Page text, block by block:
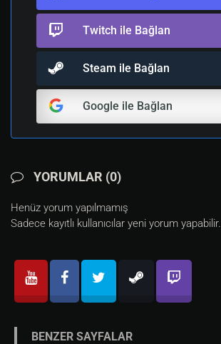
Twitch ile Bağlan
Steam ile Bağlan
Google ile Bağlan
YORUMLAR (0)
Henüz yorum yapılmamış
Sadece kayıtlı kullanıcılar yeni yorum yapabilir.
BENZER SAYFALAR